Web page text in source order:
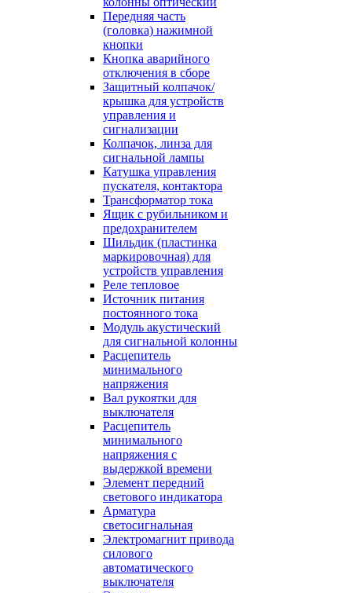
Передняя часть
(головка) нажимной
кнопки
Кнопка аварийного
отключения в сборе
Защитный колпачок/
крышка для устройств
управления и
сигнализации
Колпачок, линза для
сигнальной лампы
Катушка управления
пускателя, контактора
Трансформатор тока
Ящик с рубильником и
предохранителем
Шильдик (пластинка
маркировочная) для
устройств управления
Реле тепловое
Источник питания
постоянного тока
Модуль акустический
для сигнальной колонны
Расцепитель
минимального
напряжения
Вал рукоятки для
выключателя
Расцепитель
минимального
напряжения с
выдержкой времени
Элемент передний
светового индикатора
Арматура
светосигнальная
Электромагнит привода
силового
автоматического
выключателя